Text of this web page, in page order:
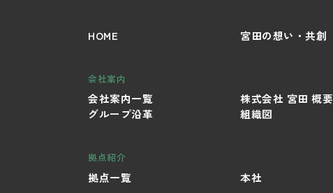
HOME 宮田の想い・共創
会社案内
会社案内一覧 株式会社 宮田 概要
グループ沿革
組織図
拠点紹介
拠点一覧 本社